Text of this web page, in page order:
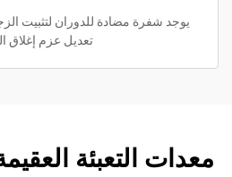
يوجد شفرة مضادة للدوران لتثبيت
تعديل عزم إغلاق
معدات التعبئة